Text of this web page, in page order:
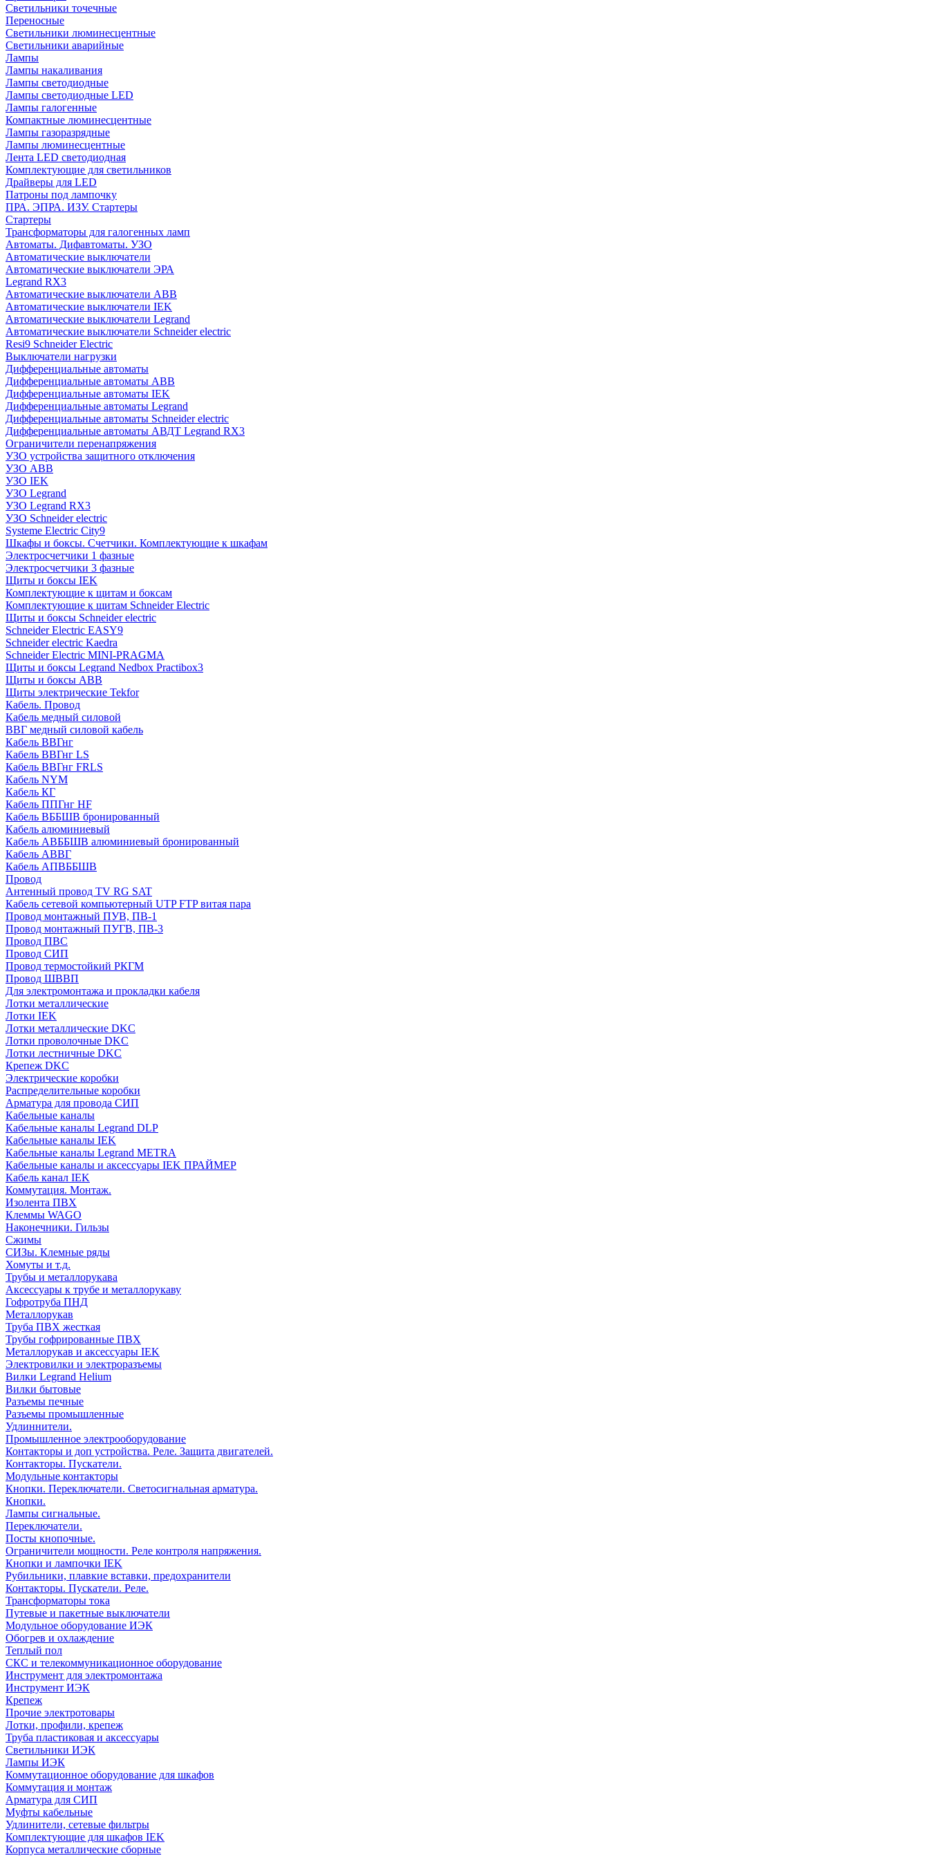
Cветильники точечные
Переносные
Светильники люминесцентные
Светильники аварийные
Лампы
Лампы накаливания
Лампы светодиодные
Лампы светодиодные LED
Лампы галогенные
Компактные люминесцентные
Лампы газоразрядные
Лампы люминесцентные
Лента LED светодиодная
Комплектующие для светильников
Драйверы для LED
Патроны под лампочку
ПРА. ЭПРА. ИЗУ. Стартеры
Стартеры
Трансформаторы для галогенных ламп
Автоматы. Дифавтоматы. УЗО
Автоматические выключатели
Автоматические выключатели ЭРА
Legrand RX3
Автоматические выключатели ABB
Автоматические выключатели IEK
Автоматические выключатели Legrand
Автоматические выключатели Schneider electric
Resi9 Schneider Electric
Выключатели нагрузки
Дифференциальные автоматы
Дифференциальные автоматы ABB
Дифференциальные автоматы IEK
Дифференциальные автоматы Legrand
Дифференциальные автоматы Schneider electric
Дифференциальные автоматы АВДТ Legrand RX3
Ограничители перенапряжения
УЗО устройства защитного отключения
УЗО ABB
УЗО IEK
УЗО Legrand
УЗО Legrand RX3
УЗО Schneider electric
Systeme Electric City9
Шкафы и боксы. Счетчики. Комплектующие к шкафам
Электросчетчики 1 фазные
Электросчетчики 3 фазные
Щиты и боксы IEK
Комплектующие к щитам и боксам
Комплектующие к щитам Schneider Electric
Щиты и боксы Schneider electric
Schneider Electric EASY9
Schneider electric Kaedra
Schneider Electric MINI-PRAGMA
Щиты и боксы Legrand Nedbox Practibox3
Щиты и боксы ABB
Щиты электрические Tekfor
Кабель. Провод
Кабель медный силовой
ВВГ медный силовой кабель
Кабель ВВГнг
Кабель ВВГнг LS
Кабель ВВГнг FRLS
Кабель NYM
Кабель КГ
Кабель ППГнг HF
Кабель ВББШВ бронированный
Кабель алюминиевый
Кабель АВББШВ алюминиевый бронированный
Кабель АВВГ
Кабель АПВББШВ
Провод
Антенный провод TV RG SAT
Кабель сетевой компьютерный UTP FTP витая пара
Провод монтажный ПУВ, ПВ-1
Провод монтажный ПУГВ, ПВ-3
Провод ПВС
Провод СИП
Провод термостойкий РКГМ
Провод ШВВП
Для электромонтажа и прокладки кабеля
Лотки металлические
Лотки IEK
Лотки металлические DKC
Лотки проволочные DKC
Лотки лестничные DKC
Крепеж DKC
Электрические коробки
Распределительные коробки
Арматура для провода СИП
Кабельные каналы
Кабельные каналы Legrand DLP
Кабельные каналы IEK
Кабельные каналы Legrand METRA
Кабельные каналы и аксессуары IEK ПРАЙМЕР
Кабель канал IEK
Коммутация. Монтаж.
Изолента ПВХ
Клеммы WAGO
Наконечники. Гильзы
Сжимы
СИЗы. Клемные ряды
Хомуты и т.д.
Трубы и металлорукава
Аксессуары к трубе и металлорукаву
Гофротруба ПНД
Металлорукав
Труба ПВХ жесткая
Трубы гофрированные ПВХ
Металлорукав и аксессуары IEK
Электровилки и электроразъемы
Вилки Legrand Helium
Вилки бытовые
Разъемы печные
Разъемы промышленные
Удлиннители.
Промышленное электрооборудование
Контакторы и доп устройства. Реле. Защита двигателей.
Контакторы. Пускатели.
Модульные контакторы
Кнопки. Переключатели. Светосигнальная арматура.
Кнопки.
Лампы сигнальные.
Переключатели.
Посты кнопочные.
Ограничители мощности. Реле контроля напряжения.
Кнопки и лампочки IEK
Рубильники, плавкие вставки, предохранители
Контакторы. Пускатели. Реле.
Трансформаторы тока
Путевые и пакетные выключатели
Модульное оборудование ИЭК
Обогрев и охлаждение
Теплый пол
СКС и телекоммуникационное оборудование
Инструмент для электромонтажа
Инструмент ИЭК
Крепеж
Прочие электротовары
Лотки, профили, крепеж
Труба пластиковая и аксессуары
Светильники ИЭК
Лампы ИЭК
Коммутационное оборудование для шкафов
Коммутация и монтаж
Арматура для СИП
Муфты кабельные
Удлинители, сетевые фильтры
Комплектующие для шкафов IEK
Корпуса металлические сборные